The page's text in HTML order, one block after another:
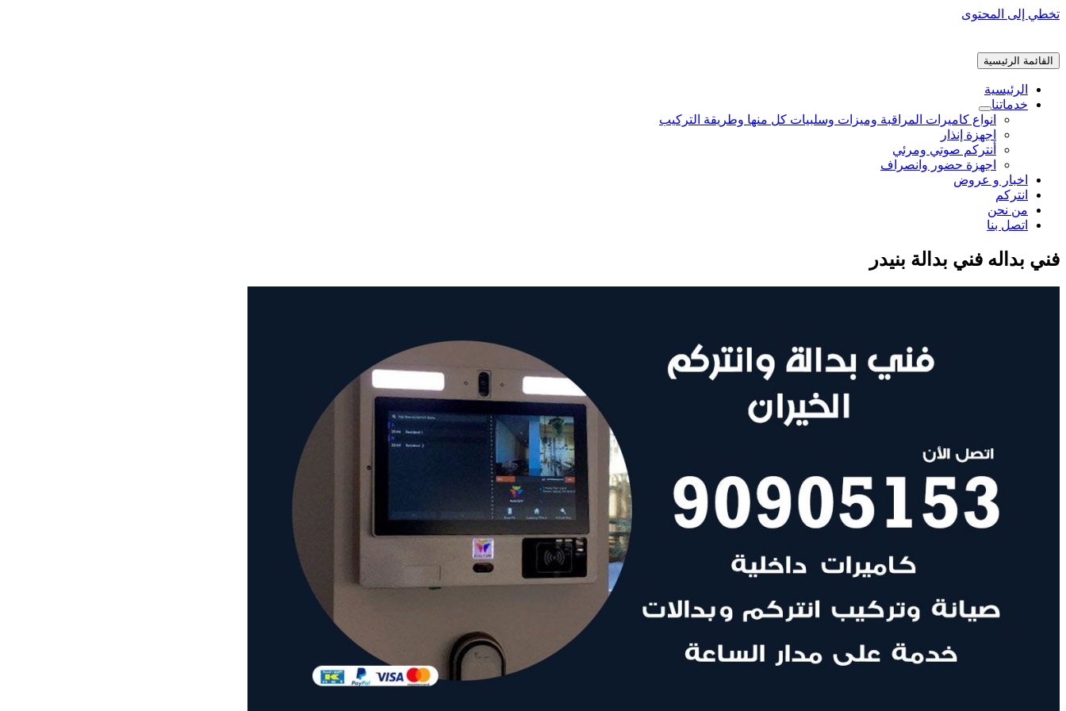
تخطي إلى المحتوى
القائمة الرئيسية
الرئيسية
خدماتنا
انواع كاميرات المراقبة وميزات وسلبيات كل منها وطريقة التركيب
اجهزة إنذار
أنتركم صوتي ومرئي
اجهزة حضور وانصراف
اخبار و عروض
انتركم
من نحن
اتصل بنا
فني بداله فني بدالة بنيدر